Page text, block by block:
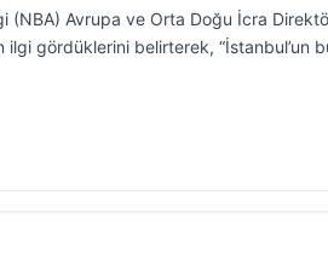
(NBA) Avrupa ve Orta Doğu İcra
gördüklerini belirterek, “İstanbul’un